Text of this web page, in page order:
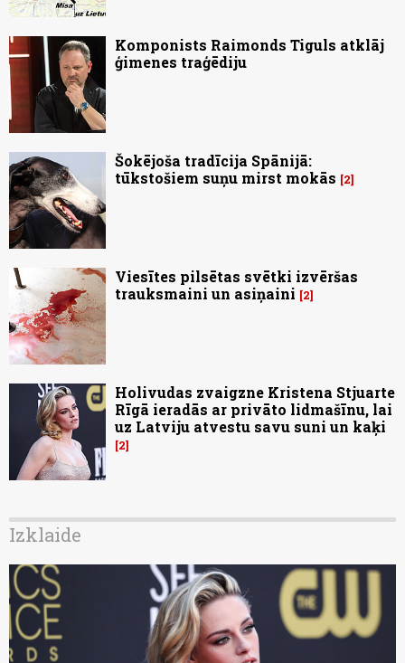
Komponists Raimonds Tiguls atklāj
ģimenes traģēdiju
Šokējoša tradīcija Spānijā:
tūkstošiem suņu mirst mokās
2
Viesītes pilsētas svētki izvēršas
trauksmaini un asiņaini
2
Holivudas zvaigzne Kristena Stjuarte
Rīgā ieradās ar privāto lidmašīnu, lai
uz Latviju atvestu savu suni un kaķi
2
Izklaide